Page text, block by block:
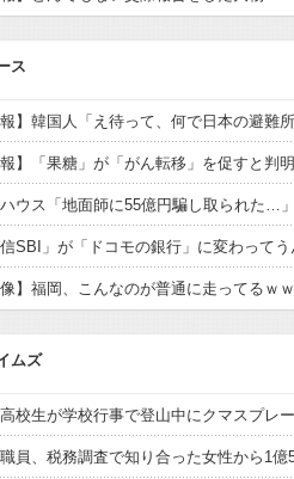
ス
報】「果糖」が「がん転移」を促すと判明
ムズ